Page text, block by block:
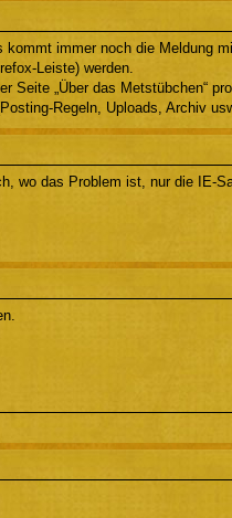
kommt immer noch die Meldung
Leiste) werden.
Seite „Über das Metstübchen“
Regeln, Uploads, Archiv
wo das Problem ist, nur die IE-